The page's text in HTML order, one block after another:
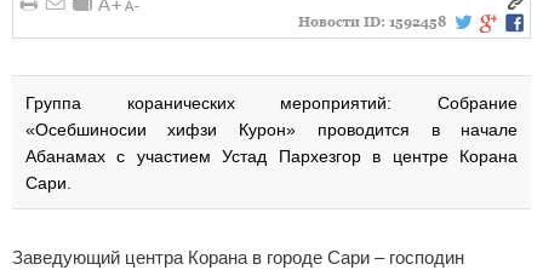
Новости ID: 1592458
Группа коранических мероприятий: Собрание
«Осебшиносии хифзи Курон» проводится в начале
Абанамах с участием Устад Пархезгор в центре Корана
Сари.
Заведующий центра Корана в городе Сари – господин